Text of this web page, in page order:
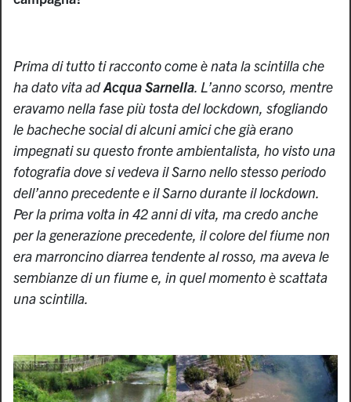
Prima di tutto ti racconto come è nata la scintilla che
ha dato vita adAcqua Sarnella. L’anno scorso, mentre
eravamo nella fase più tosta del lockdown, sfogliando
le bacheche social di alcuni amici che già erano
impegnati su questo fronte ambientalista, ho visto una
fotografia dove si vedeva il Sarno nello stesso periodo
dell’anno precedente e il Sarno durante il lockdown.
Per la prima volta in 42 anni di vita, ma credo anche
per la generazione precedente, il colore del fiume non
era marroncino diarrea tendente al rosso, ma aveva le
sembianze di un fiume e, in quel momento è scattata
una scintilla.